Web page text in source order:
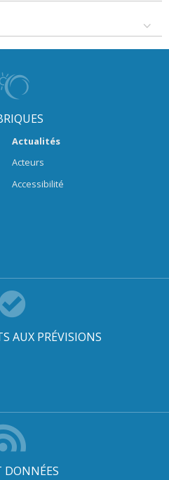
Actualités
Acteurs
Accessibilité
AUX PRÉVISIONS
DONNÉES